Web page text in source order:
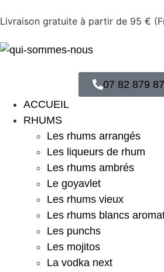
Livraison gratuite à partir de 95 €
07 82 879
ACCUEIL
RHUMS
Les rhums arrangés
Les liqueurs de rhum
Les rhums ambrés
Le goyavlet
Les rhums vieux
Les rhums blancs
Les punchs
Les mojitos
La vodka next